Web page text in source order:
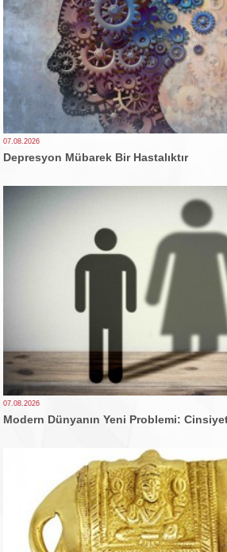
07.08.2026
Depresyon Mübarek Bir Hastalıktır
07.08.2026
Modern Dünyanın Yeni Problemi: